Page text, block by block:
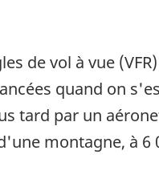
de vol à vue
quand on
tard par un
montagne, à